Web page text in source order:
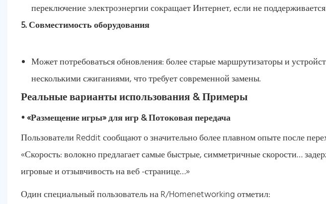
переключение электроэнергии сокращает Интернет, если не
5. Совместимость оборудования
Может потребоваться обновления: более старые маршрутизаторы и
несколькими сжиганиями, что требует современной замены.
Реальные варианты использования & Примеры
• «Размещение игры» для игр & Потоковая передача
Пользователи Reddit сообщают о значительно более плавном опыте после
«Скорость: волокно предлагает самые быстрые, симметричные скорости…
игровые и отзывчивость на веб -странице…»
Один специальный пользователь на R/Homenetworking отметил: